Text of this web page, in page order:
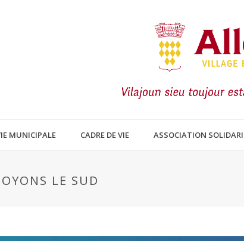
MUNICIPALE CADRE DE VIE ASSOCIATION
LE SUD